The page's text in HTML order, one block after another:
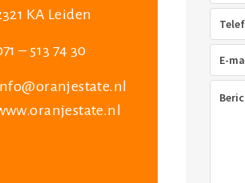
KA Leiden
– 513 74 30